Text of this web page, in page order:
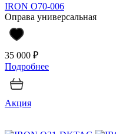
IRON O70-006
Оправа универсальная
35 000 ₽
Подробнее
Акция